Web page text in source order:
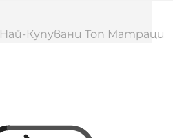
Най-Купувани Топ Матраци